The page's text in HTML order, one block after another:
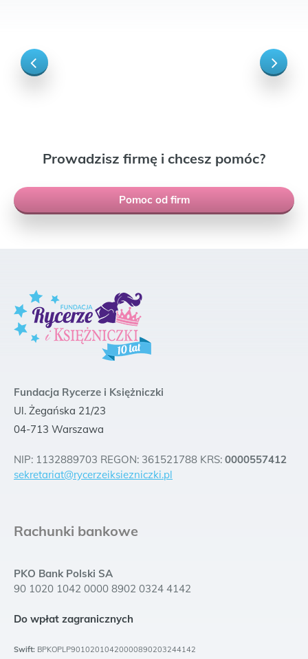
Prowadzisz firmę i chcesz pomóc?
Pomoc od firm
Fundacja Rycerze i Księżniczki
Ul. Żegańska 21/23
04-713 Warszawa
NIP: 1132889703 REGON: 361521788 KRS: 0000557412
sekretariat@rycerzeiksiezniczki.pl
Rachunki bankowe
PKO Bank Polski SA
90 1020 1042 0000 8902 0324 4142
Do wpłat zagranicznych
Swift: BPKOPLP90102010420000890203244142